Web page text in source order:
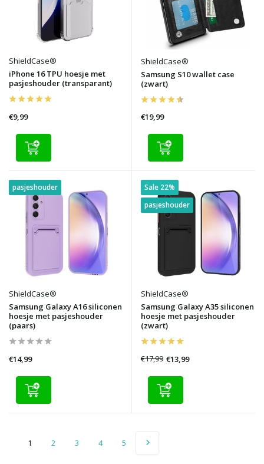
ShieldCase®
iPhone 16 TPU hoesje met
pasjeshouder (transparant)
€9,99
ShieldCase®
Samsung S10 wallet case
(zwart)
€19,99
pasjeshouder
ShieldCase®
Samsung Galaxy A16 siliconen
hoesje met pasjeshouder
(paars)
€14,99
Sale 22%
pasjeshouder
ShieldCase®
Samsung Galaxy A35 siliconen
hoesje met pasjeshouder
(zwart)
€17,99 €13,99
1 2 3 4 5